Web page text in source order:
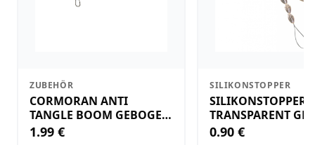
ZUBEHÖR
CORMORAN ANTI
TANGLE BOOM GEBOGEN
12CM M.WIRBEL(PLASTIK)
1.99 €
SILIKONSTOPPER
SILIKONSTOPPER
TRANSPARENT
KLEIN
0.90 €